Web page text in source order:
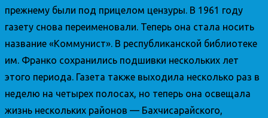
прежнему были под прицелом цензуры. В 1961 году
газету снова переименовали. Теперь она стала носить
название «Коммунист». В республиканской библиотеке
им. Франко сохранились подшивки нескольких лет
этого периода. Газета также выходила несколько раз в
неделю на четырех полосах, но теперь она освещала
жизнь нескольких районов — Бахчисарайского,